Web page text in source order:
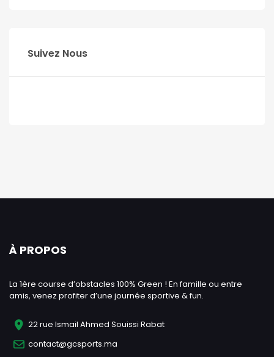
Suivez Nous
À PROPOS
La 1ère course d’obstacles 100% Green ! En famille ou entre
amis, venez profiter d’une journée sportive & fun.
22 rue Ismail Ahmed Souissi Rabat
contact@gcsports.ma